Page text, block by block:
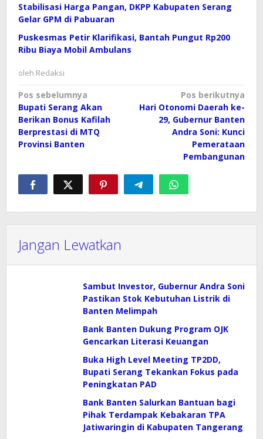
Stabilisasi Harga Pangan, DKPP Kabupaten Serang
Gelar GPM di Pabuaran
Puskesmas Petir Klarifikasi, Bantah Pungut Rp200
Ribu Biaya Mobil Ambulans
oleh Redaksi
Navigasi
pos
Pos sebelumnya
Bupati Serang Akan
Berikan Bonus Kafilah
Berprestasi di MTQ
Provinsi Banten
Pos berikutnya
Hari Otonomi Daerah ke-
29, Gubernur Banten
Andra Soni: Kunci
Pemerataan
Pembangunan
Jangan Lewatkan
Sambut Investor, Gubernur Andra Soni
Pastikan Stok Kebutuhan Listrik di
Banten Melimpah
Bank Banten Dukung Program OJK
Gencarkan Literasi Keuangan
Buka High Level Meeting TP2DD,
Bupati Serang Tekankan Fokus pada
Peningkatan PAD
Bank Banten Salurkan Bantuan bagi
Pihak Terdampak Kebakaran TPA
Jatiwaringin di Kabupaten Tangerang